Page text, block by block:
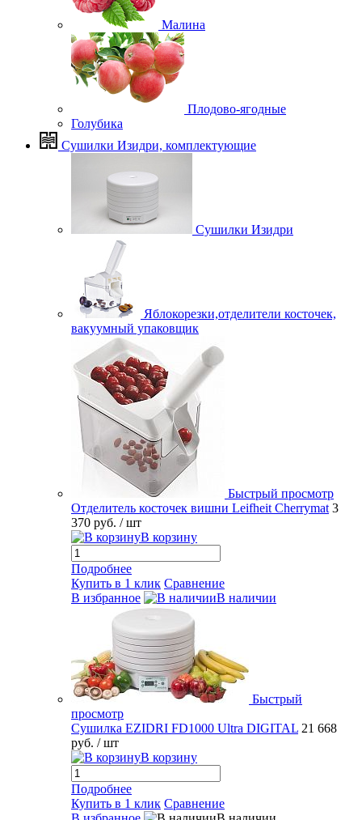
Малина
Плодово-ягодные
Голубика
Сушилки Изидри, комплектующие
Сушилки Изидри
Яблокорезки,отделители косточек,
вакуумный упаковщик
Быстрый просмотр
Отделитель косточек вишни Leifheit Cherrymat 3
370 руб. / шт
В корзину
Подробнее
Купить в 1 клик Сравнение
В избранное
В наличии
Быстрый
просмотр
Сушилка EZIDRI FD1000 Ultra DIGITAL 21 668
руб. / шт
В корзину
Подробнее
Купить в 1 клик Сравнение